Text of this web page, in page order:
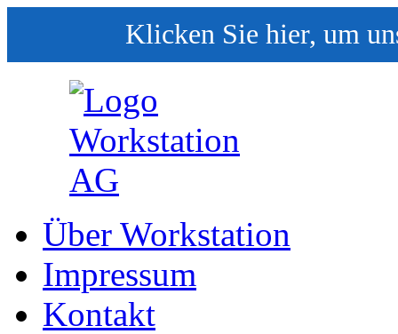
Klicken Sie hier, um
Über Workstation
Impressum
Kontakt